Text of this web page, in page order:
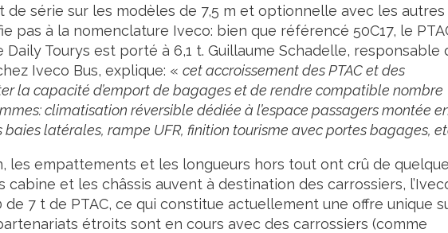
série sur les modèles de 7,5 m et optionnelle avec les autres
pas à la nomenclature Iveco: bien que référencé 50C17, le
Tourys est porté à 6,1 t. Guillaume Schadelle, responsable
Iveco Bus, explique: « cet accroissement des PTAC et des
la capacité d’emport de bagages et de rendre compatible nombre
climatisation réversible dédiée à l’espace passagers montée
latérales, rampe UFR, finition tourisme avec portes bagages,
les empattements et les longueurs hors tout ont crû de
cabine et les châssis auvent à destination des carrossiers,
7 t de PTAC, ce qui constitue actuellement une offre unique
étroits sont en cours avec des carrossiers (comme